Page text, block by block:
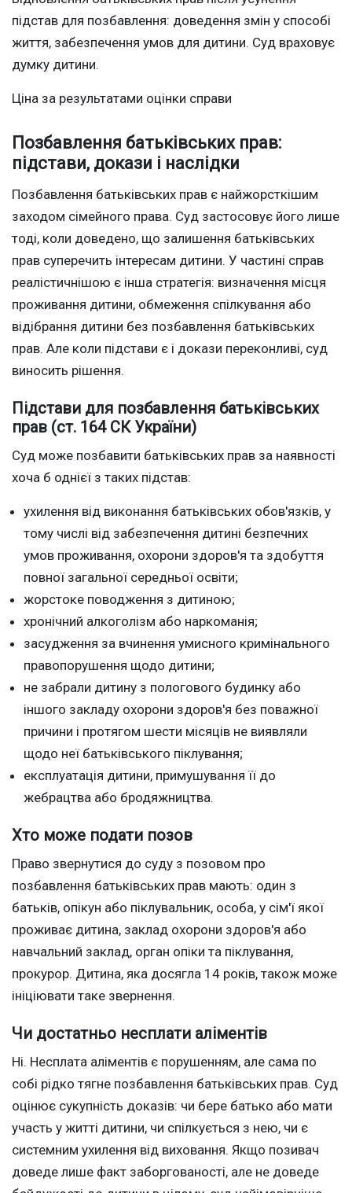
підстав для позбавлення: доведення змін у способі
життя, забезпечення умов для дитини. Суд враховує
думку дитини.
Ціна за результатами оцінки справи
Позбавлення батьківських прав:
підстави, докази і наслідки
Позбавлення батьківських прав є найжорсткішим
заходом сімейного права. Суд застосовує його лише
тоді, коли доведено, що залишення батьківських
прав суперечить інтересам дитини. У частині справ
реалістичнішою є інша стратегія: визначення місця
проживання дитини, обмеження спілкування або
відібрання дитини без позбавлення батьківських
прав. Але коли підстави є і докази переконливі, суд
виносить рішення.
Підстави для позбавлення батьківських
прав (ст. 164 СК України)
Суд може позбавити батьківських прав за наявності
хоча б однієї з таких підстав:
ухилення від виконання батьківських обов'язків, у
тому числі від забезпечення дитині безпечних
умов проживання, охорони здоров'я та здобуття
повної загальної середньої освіти;
жорстоке поводження з дитиною;
хронічний алкоголізм або наркоманія;
засудження за вчинення умисного кримінального
правопорушення щодо дитини;
не забрали дитину з пологового будинку або
іншого закладу охорони здоров'я без поважної
причини і протягом шести місяців не виявляли
щодо неї батьківського піклування;
експлуатація дитини, примушування її до
жебрацтва або бродяжництва.
Хто може подати позов
Право звернутися до суду з позовом про
позбавлення батьківських прав мають: один з
батьків, опікун або піклувальник, особа, у сім'ї якої
проживає дитина, заклад охорони здоров'я або
навчальний заклад, орган опіки та піклування,
прокурор. Дитина, яка досягла 14 років, також може
ініціювати таке звернення.
Чи достатньо несплати аліментів
Ні. Несплата аліментів є порушенням, але сама по
собі рідко тягне позбавлення батьківських прав. Суд
оцінює сукупність доказів: чи бере батько або мати
участь у житті дитини, чи спілкується з нею, чи є
системним ухилення від виховання. Якщо позивач
доведе лише факт заборгованості, але не доведе